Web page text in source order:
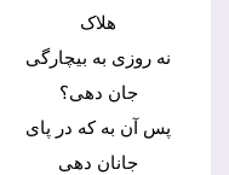
هلاک
نه روزی به بیچارگی
جان دهی؟
پس آن به که در پای
جانان دهی